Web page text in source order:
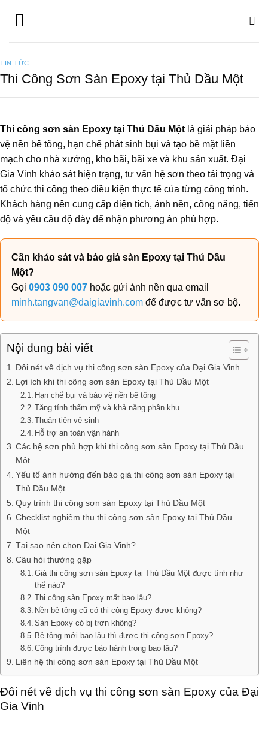
TIN TỨC
Thi Công Sơn Sàn Epoxy tại Thủ Dầu Một
Thi công sơn sàn Epoxy tại Thủ Dầu Một là giải pháp bảo
vệ nền bê tông, hạn chế phát sinh bụi và tạo bề mặt liền
mạch cho nhà xưởng, kho bãi, bãi xe và khu sản xuất. Đại
Gia Vinh khảo sát hiện trạng, tư vấn hệ sơn theo tải trọng và
tổ chức thi công theo điều kiện thực tế của từng công trình.
Khách hàng nên cung cấp diện tích, ảnh nền, công năng, tiến
độ và yêu cầu độ dày để nhận phương án phù hợp.
Cần khảo sát và báo giá sàn Epoxy tại Thủ Dầu
Một?
Gọi 0903 090 007 hoặc gửi ảnh nền qua email
minh.tangvan@daigiavinh.com để được tư vấn sơ bộ.
Nội dung bài viết
Đôi nét về dịch vụ thi công sơn sàn Epoxy của Đại Gia Vinh
Lợi ích khi thi công sơn sàn Epoxy tại Thủ Dầu Một
Hạn chế bụi và bảo vệ nền bê tông
Tăng tính thẩm mỹ và khả năng phân khu
Thuận tiện vệ sinh
Hỗ trợ an toàn vận hành
Các hệ sơn phù hợp khi thi công sơn sàn Epoxy tại Thủ Dầu
Một
Yếu tố ảnh hưởng đến báo giá thi công sơn sàn Epoxy tại
Thủ Dầu Một
Quy trình thi công sơn sàn Epoxy tại Thủ Dầu Một
Checklist nghiệm thu thi công sơn sàn Epoxy tại Thủ Dầu
Một
Tại sao nên chọn Đại Gia Vinh?
Câu hỏi thường gặp
Giá thi công sơn sàn Epoxy tại Thủ Dầu Một được tính như
thế nào?
Thi công sàn Epoxy mất bao lâu?
Nền bê tông cũ có thi công Epoxy được không?
Sàn Epoxy có bị trơn không?
Bê tông mới bao lâu thì được thi công sơn Epoxy?
Công trình được bảo hành trong bao lâu?
Liên hệ thi công sơn sàn Epoxy tại Thủ Dầu Một
Đôi nét về dịch vụ thi công sơn sàn Epoxy của Đại
Gia Vinh